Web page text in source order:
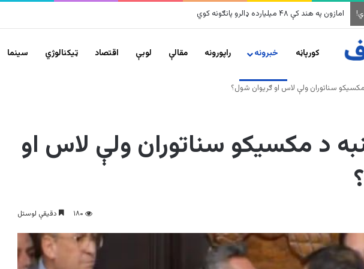
امازون په هند کې ۴۸ میلیارده ډالرو پانګونه کوي
کورپاڼه خبرونه راپورونه مقالې لوبې اقتصاد ټیکنالوژي سينما
سناتوران ولې لاس او ګریوان شول؟
د مکسیکو سناتوران ولې لاس او
۱۸۰ دقیقې لوستل